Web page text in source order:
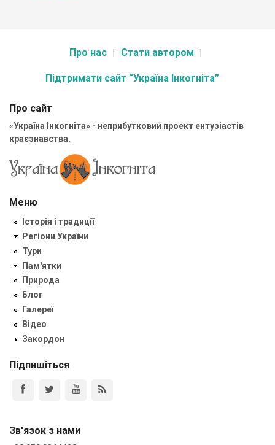
Про нас Стати автором
Підтримати сайт “Україна Інкогніта”
Про сайт
«Україна Інкогніта» - неприбутковий проект ентузіастів
краєзнавства.
Меню
Історія і традиції
Регіони України
Тури
Пам'ятки
Природа
Блог
Галереї
Відео
Закордон
Підпишіться
Зв'язок з нами